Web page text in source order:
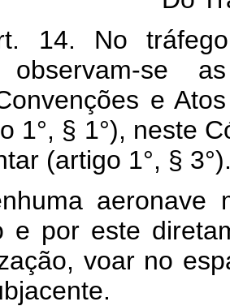
14. No
observam-se
e
1°, § 1°), neste
(artigo 1°, §
e por este
voar no